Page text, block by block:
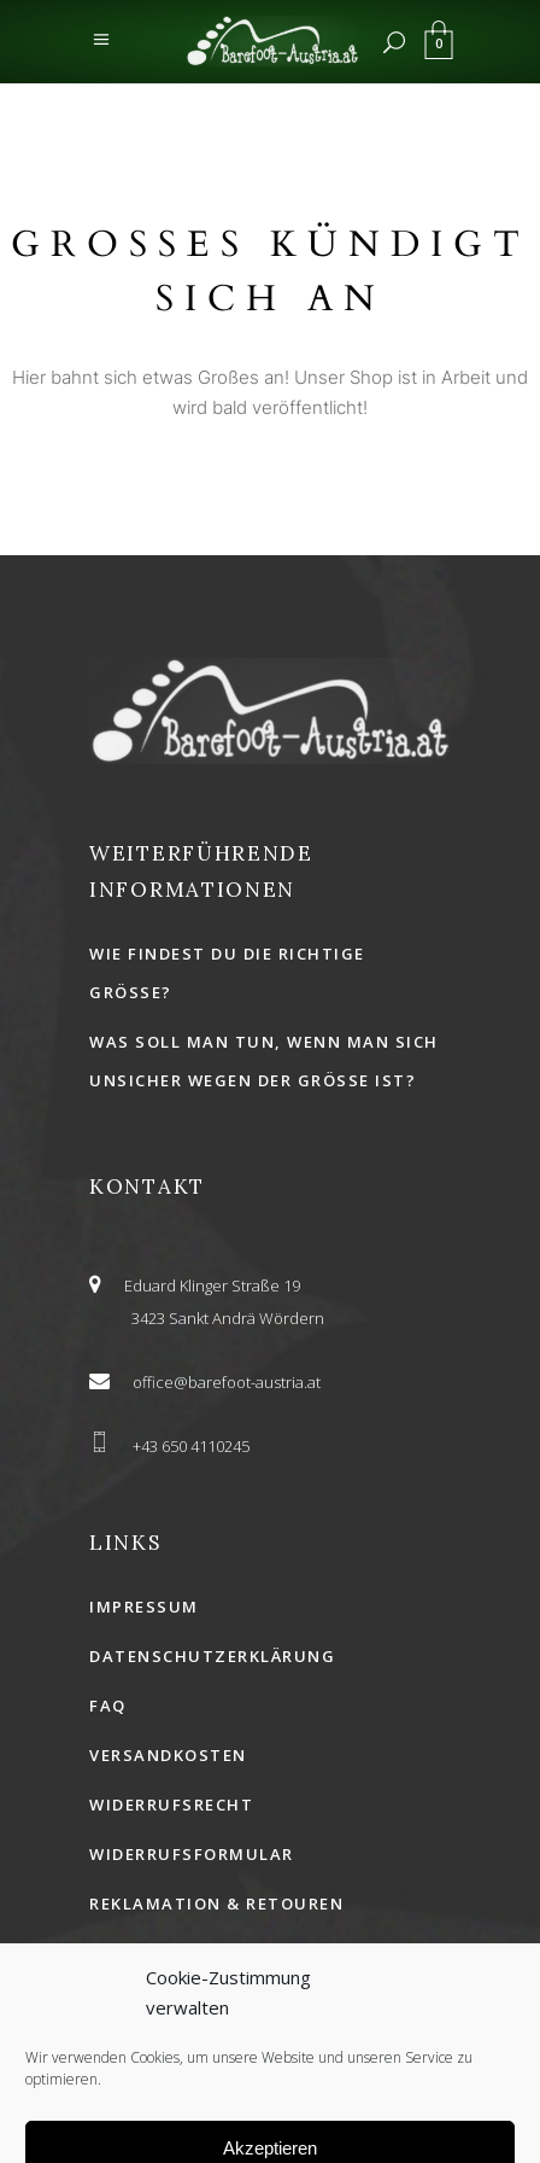
Cookie-Zustimmung
verwalten
Wir verwenden Cookies, um unsere Website und unseren Service zu
optimieren.
Akzeptieren
0
GROSSES KÜNDIGT S
ICH AN
Hier bahnt sich etwas Großes an! Unser Shop ist in Arbeit und
wird bald veröffentlicht!
WEITERFÜHRENDE
INFORMATIONEN
WIE FINDEST DU DIE RICHTIGE
GRÖSSE?
WAS SOLL MAN TUN, WENN MAN SICH
UNSICHER WEGEN DER GRÖSSE IST?
KONTAKT
Eduard Klinger Straße 19
3423 Sankt Andrä Wördern
office@barefoot-austria.at
+43 650 4110245
LINKS
IMPRESSUM
DATENSCHUTZERKLÄRUNG
FAQ
VERSANDKOSTEN
WIDERRUFSRECHT
WIDERRUFSFORMULAR
REKLAMATION & RETOUREN
AGB (B2B)
COOKIE-RICHTLINIE (EU)